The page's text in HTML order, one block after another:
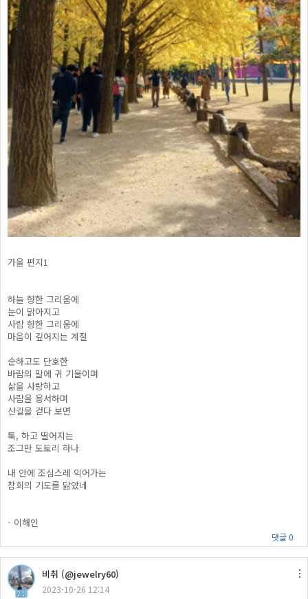
가을 편지1
하늘 향한 그리움에
눈이 맑아지고
사람 향한 그리움에
마음이 깊어지는 계절
순하고도 단호한
바람의 말에 귀 기울이며
삶을 사랑하고
사람을 용서하며
산길을 걷다 보면
툭, 하고 떨어지는
조그만 도토리 하나
내 안에 조심스레 익어가는
참회의 기도를 닮았네
- 이해인
댓글 0
21
비취 (@jewelry60)
2023-10-26 12:14